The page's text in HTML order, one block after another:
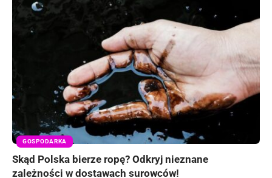
GOSPODARKA
Skąd Polska bierze ropę? Odkryj nieznane
zależności w dostawach surowców!